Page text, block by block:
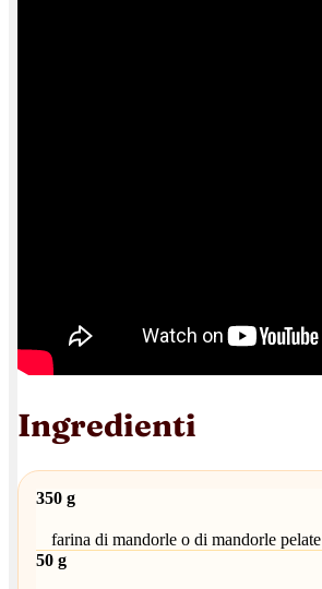
Ingredienti
350 g
farina di mandorle o di mandorle pelate
50 g